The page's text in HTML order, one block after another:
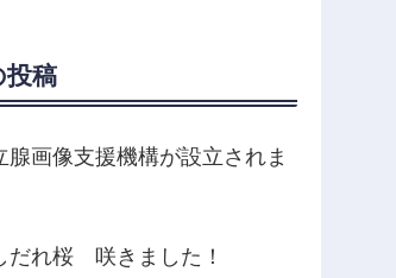
投稿
腺画像支援機構が設立されま
だれ桜 咲きました！